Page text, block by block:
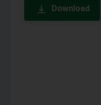
Download